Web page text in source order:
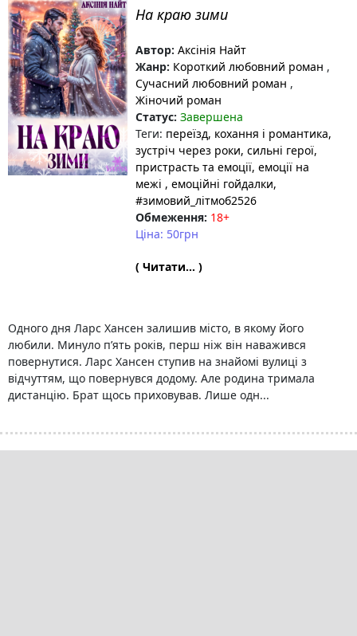
На краю зими
Автор: Аксінія Найт
Жанр: Короткий любовний роман ,
Сучасний любовний роман ,
Жіночий роман
Статус: Завершена
Теги: переїзд, кохання і романтика,
зустріч через роки, сильні герої,
пристрасть та емоції, емоції на
межі , емоційні гойдалки,
#зимовий_літмоб2526
Обмеження: 18+
Ціна: 50грн
( Читати... )
Одного дня Ларс Хансен залишив місто, в якому його
любили. Минуло п’ять років, перш ніж він наважився
повернутися. Ларс Хансен ступив на знайомі вулиці з
відчуттям, що повернувся додому. Але родина тримала
дистанцію. Брат щось приховував. Лише одн...